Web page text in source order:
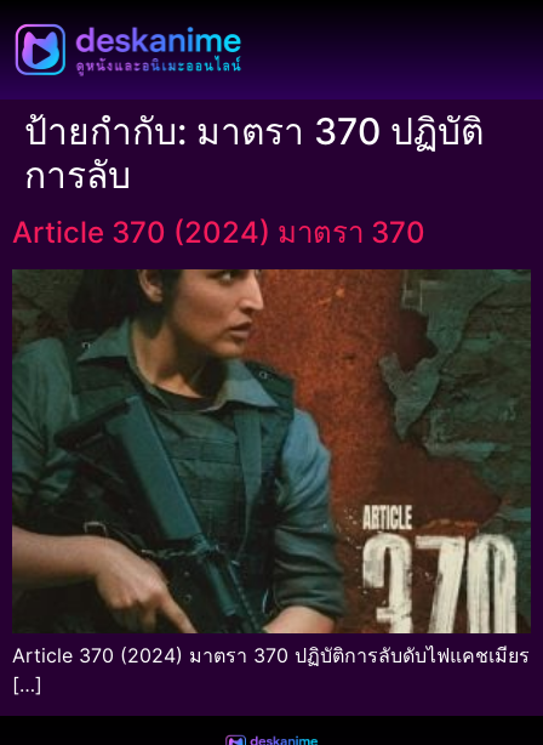
ป้ายกำกับ: มาตรา 370 ปฏิบัติ
การลับ
Article 370 (2024) มาตรา 370
Article 370 (2024) มาตรา 370 ปฏิบัติการลับดับไฟแคชเมียร
[…]